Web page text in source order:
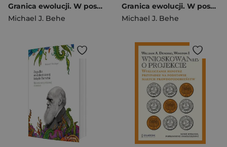
Granica ewolucji. W poszukiwaniu ograniczeń darwinizmu.
Michael J. Behe
Granica ewolucji. W poszukiwaniu ograniczeń darwinizmu.
Michael J. Behe